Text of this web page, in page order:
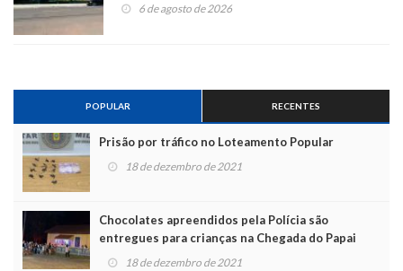
6 de agosto de 2026
POPULAR RECENTES
Prisão por tráfico no Loteamento Popular
18 de dezembro de 2021
Chocolates apreendidos pela Polícia são
entregues para crianças na Chegada do Papai
Noel
18 de dezembro de 2021